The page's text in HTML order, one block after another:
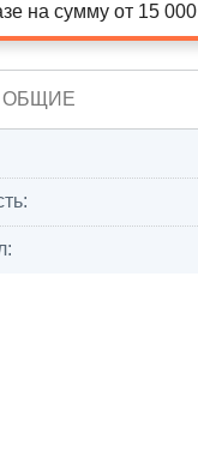
на сумму от 15 000
ОБЩИЕ